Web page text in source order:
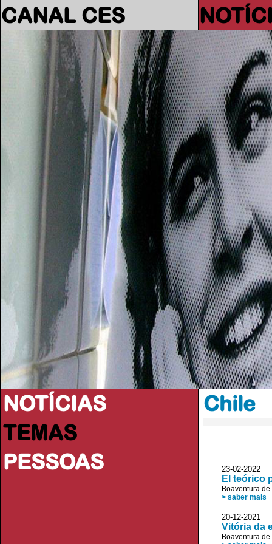
CANAL CES
NOTÍCIAS
TEMAS
PESSOAS
Chile
23-02-
El teórico
Boaventura
> saber mais
20-12-
Vitória da
Boaventura